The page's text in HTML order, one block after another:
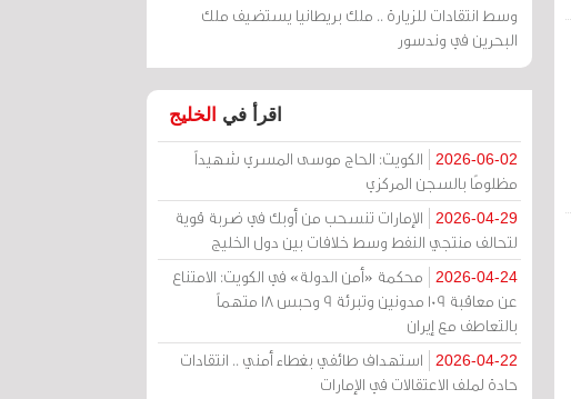
وسط انتقادات للزيارة .. ملك بريطانيا يستضيف ملك
البحرين في وندسور
اقرأ في الخليج
2026-06-02
الكويت: الحاج موسى المسري شهيداً
مظلومًا بالسجن المركزي
2026-04-29
الإمارات تنسحب من أوبك في ضربة قوية
لتحالف منتجي النفط وسط خلافات بين دول الخليج
2026-04-24
محكمة «أمن الدولة» في الكويت: الامتناع
عن معاقبة 109 مدونين وتبرئة 9 وحبس 18 متهماً
بالتعاطف مع إيران
2026-04-22
استهداف طائفي بغطاء أمني .. انتقادات
حادة لملف الاعتقالات في الإمارات